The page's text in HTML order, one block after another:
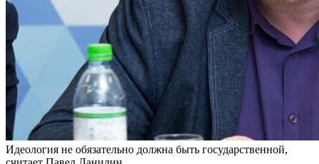
Идеология не обязательно должна быть государственной,